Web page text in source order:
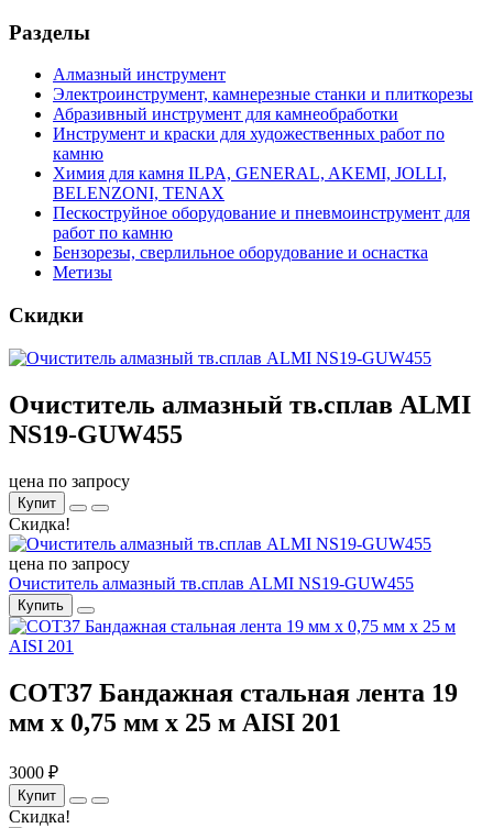
Разделы
Алмазный инструмент
Электроинструмент, камнерезные станки и плиткорезы
Абразивный инструмент для камнеобработки
Инструмент и краски для художественных работ по
камню
Химия для камня ILPA, GENERAL, AKEMI, JOLLI,
BELENZONI, TENAX
Пескоструйное оборудование и пневмоинструмент для
работ по камню
Бензорезы, сверлильное оборудование и оснастка
Метизы
Скидки
Очиститель алмазный тв.сплав ALMI
NS19-GUW455
цена по запросу
Купит
Скидка!
цена по запросу
Очиститель алмазный тв.сплав ALMI NS19-GUW455
Купить
COT37 Бандажная стальная лента 19
мм x 0,75 мм x 25 м AISI 201
3000 ₽
Купит
Скидка!